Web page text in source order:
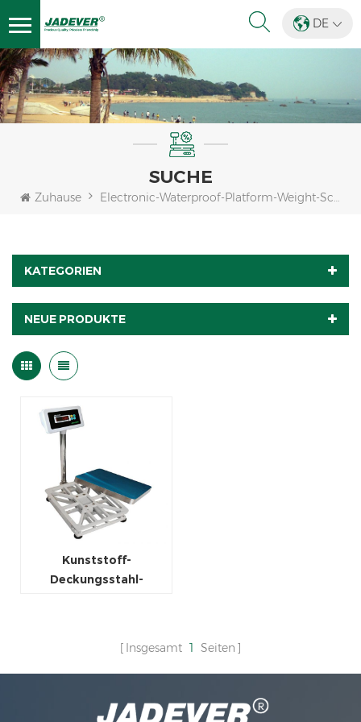
DE
SUCHE
Zuhause Electronic-Waterproof-Platform-Weight-Scale-For-Sale
KATEGORIEN
NEUE PRODUKTE
Kunststoff-
Deckungsstahl-
Insgesamt 1 Seiten